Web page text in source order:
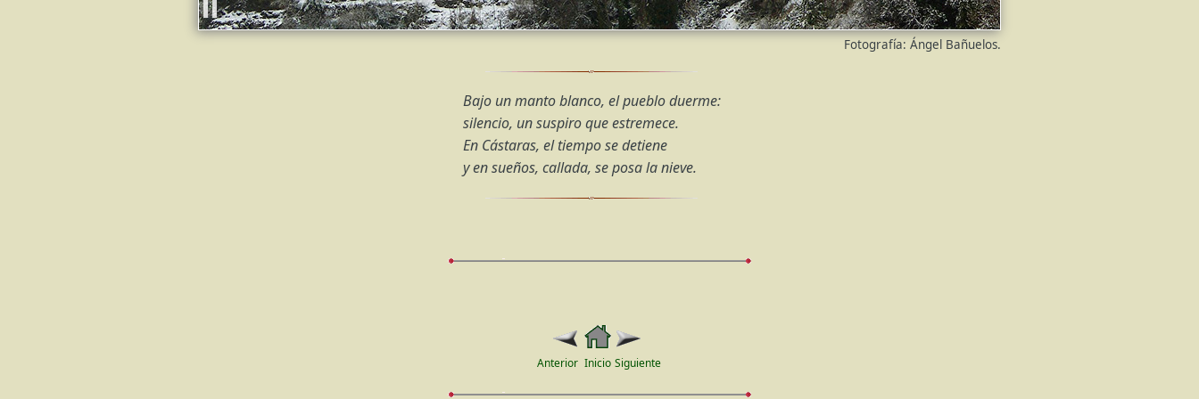
Fotografía: Ángel Bañuelos.
Bajo un manto blanco, el pueblo duerme:
silencio, un suspiro que estremece.
En Cástaras, el tiempo se detiene
y en sueños, callada, se posa la nieve.
Anterior Inicio Siguiente